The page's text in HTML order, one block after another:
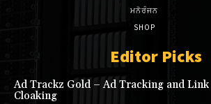
panel
ਮਨੋਰੰਜਨ
SHOP
Editor Picks
Ad Trackz Gold – Ad Tracking and Link
Cloaking